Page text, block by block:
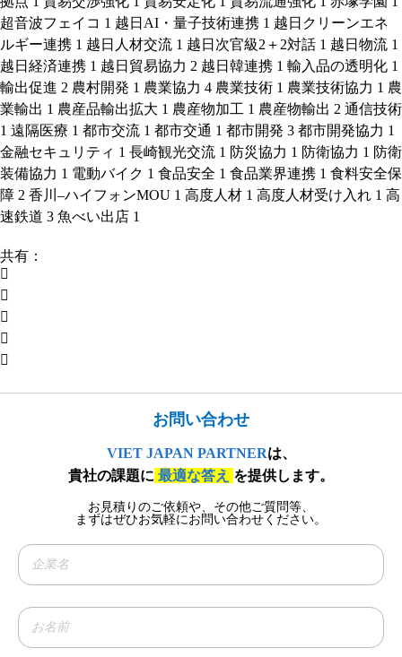
超音波フェイコ 1 越日AI・量子技術連携 1 越日クリーンエネ
ルギー連携 1 越日人材交流 1 越日次官級2＋2対話 1 越日物流 1
越日経済連携 1 越日貿易協力 2 越日韓連携 1 輸入品の透明化 1
輸出促進 2 農村開発 1 農業協力 4 農業技術 1 農業技術協力 1 農
業輸出 1 農産品輸出拡大 1 農産物加工 1 農産物輸出 2 通信技術
1 遠隔医療 1 都市交流 1 都市交通 1 都市開発 3 都市開発協力 1
金融セキュリティ 1 長崎観光交流 1 防災協力 1 防衛協力 1 防衛
装備協力 1 電動バイク 1 食品安全 1 食品業界連携 1 食料安全保
障 2 香川–ハイフォンMOU 1 高度人材 1 高度人材受け入れ 1 高
速鉄道 3 魚べい出店 1
共有：
お問い合わせ​
VIET JAPAN PARTNERは、
貴社の課題に 最適な答え を提供します。
お見積りのご依頼や、その他ご質問等、​
まずはぜひお気軽にお問い合わせください。​